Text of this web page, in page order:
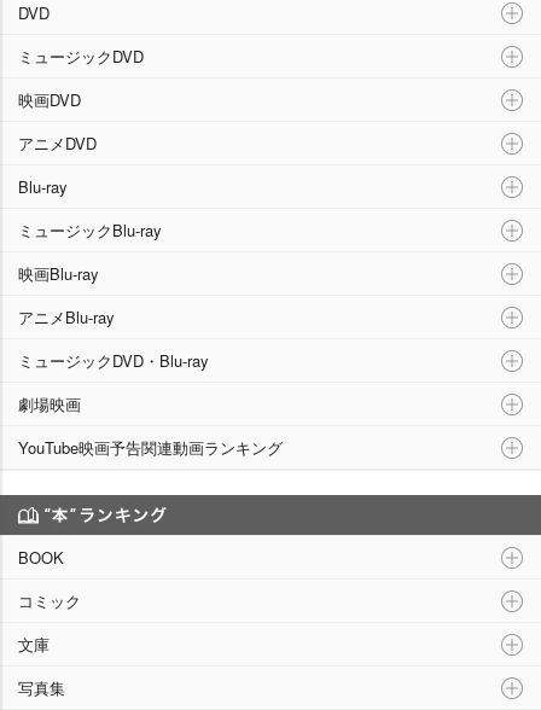
DVD
ミュージックDVD
映画DVD
アニメDVD
Blu-ray
ミュージックBlu-ray
映画Blu-ray
アニメBlu-ray
ミュージックDVD・Blu-ray
劇場映画
YouTube映画予告関連動画ランキング
BOOK
コミック
文庫
写真集